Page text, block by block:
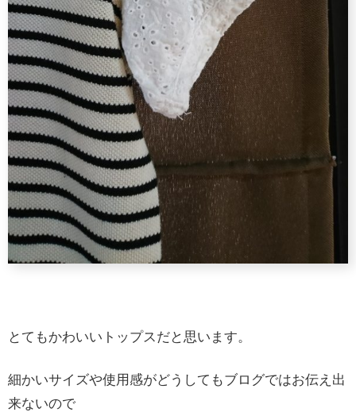
とてもかわいいトップスだと思います。
細かいサイズや使用感がどうしてもブログではお伝え出
来ないので